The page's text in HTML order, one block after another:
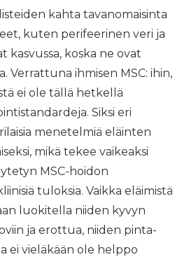
kahta tavanomaisinta
kuten perifeerinen veri ja
kasvussa, koska ne ovat
Verrattuna ihmisen MSC: ihin,
ei ole tällä hetkellä
Siksi eri
​​menetelmiä eläinten
mikä tekee vaikeaksi
MSC-hoidon
tuloksia. Vaikka eläimistä
luokitella niiden kyvyn
ja erottua, niiden pinta-
ei vieläkään ole helppo